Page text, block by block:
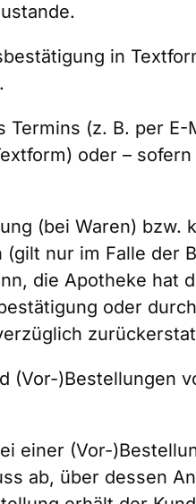
in
(z. B. per
oder –
(bei Waren) bzw.
nur im Falle der
die Apotheke hat
oder
(Vor-)Bestellungen
einer (Vor-
ab, über dessen